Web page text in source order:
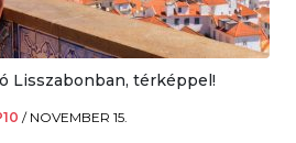
Lisszabonban, térképpel!
/ NOVEMBER 15.